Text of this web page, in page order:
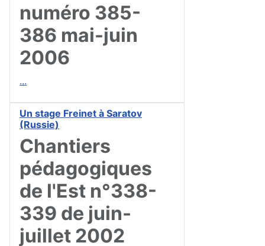
numéro 385-
386 mai-juin
2006
...
Un stage Freinet à Saratov
(Russie)
Chantiers
pédagogiques
de l'Est n°338-
339 de juin-
juillet 2002